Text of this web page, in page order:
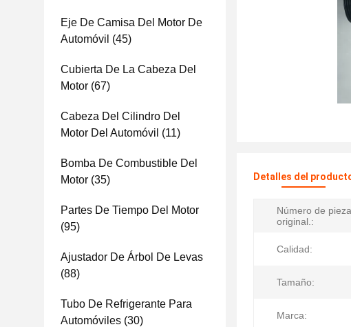
Eje De Camisa Del Motor De
Automóvil (45)
Cubierta De La Cabeza Del
Motor (67)
Cabeza Del Cilindro Del
Motor Del Automóvil (11)
Bomba De Combustible Del
Motor (35)
Partes De Tiempo Del Motor
(95)
Ajustador De Árbol De Levas
(88)
Tubo De Refrigerante Para
Automóviles (30)
Detalles del
Número de pieza
original.:
Calidad:
Tamaño:
Marca: